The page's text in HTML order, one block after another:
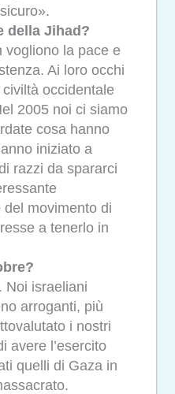
della Jihad?
vogliono la pace e
Ai loro occhi
occidentale
2005 noi ci siamo
cosa hanno
iniziato a
razzi da spararci
del movimento di
a tenerlo in
Noi israeliani
arroganti, più
i nostri
avere l’esercito
quelli di Gaza in